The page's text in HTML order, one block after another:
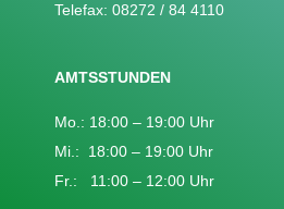
Telefax: 08272 / 84 4110
AMTSSTUNDEN
Mo.: 18:00 – 19:00 Uhr
Mi.: 18:00 – 19:00 Uhr
Fr.: 11:00 – 12:00 Uhr